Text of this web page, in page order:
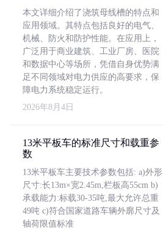
本文详细介绍了浇筑母线槽的特点和
应用领域。其特点包括良好的电气、
机械、防火和防护性能。在应用上，
广泛用于商业建筑、工业厂房、医院
和数据中心等场所，凭借自身优势满
足不同领域对电力供应的高要求，保
障电力系统稳定运行。
2026年8月4日
13米平板车的标准尺寸和载重参
数
13米平板车主要技术参数包括: a)外形
尺寸:长13m×宽2.45m,栏板高55cm b)
承载能力:标载30-35吨,最大允许总重
49吨 c)符合国家道路车辆外廓尺寸及
轴荷限值标准